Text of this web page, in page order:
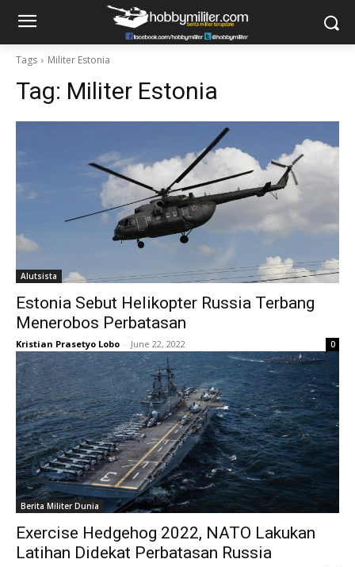
Tags Militer Estonia
Tag: Militer Estonia
Alutsista
Estonia Sebut Helikopter Russia Terbang
Menerobos Perbatasan
Kristian Prasetyo Lobo - June 22, 2022 0
Berita Militer Dunia
Exercise Hedgehog 2022, NATO Lakukan
Latihan Didekat Perbatasan Russia